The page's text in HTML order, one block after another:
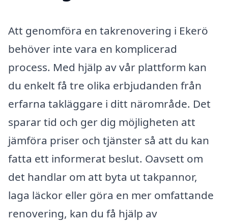
Att genomföra en takrenovering i Ekerö
behöver inte vara en komplicerad
process. Med hjälp av vår plattform kan
du enkelt få tre olika erbjudanden från
erfarna takläggare i ditt närområde. Det
sparar tid och ger dig möjligheten att
jämföra priser och tjänster så att du kan
fatta ett informerat beslut. Oavsett om
det handlar om att byta ut takpannor,
laga läckor eller göra en mer omfattande
renovering, kan du få hjälp av